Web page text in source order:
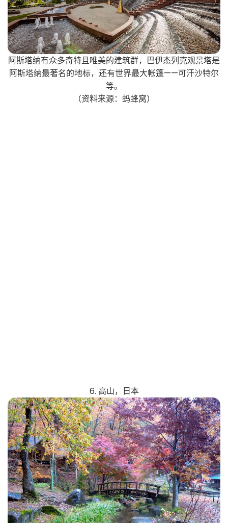
阿斯塔纳有众多奇特且唯美的建筑群，巴伊杰列克观景塔是
阿斯塔纳最著名的地标，还有世界最大帐篷——可汗沙特尔
等。
（资料来源：蚂蜂窝）
6. 高山，日本